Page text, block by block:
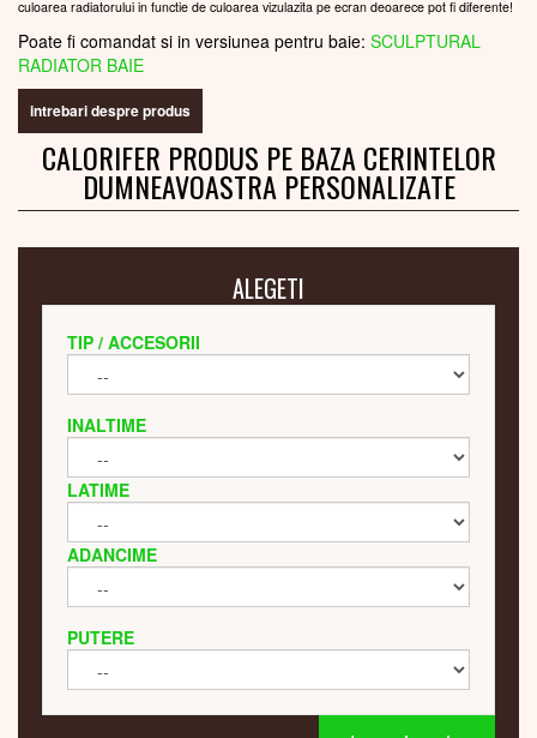
culoarea radiatorului in functie de culoarea vizulazita pe ecran deoarece pot fi diferente!
Poate fi comandat si in versiunea pentru baie: SCULPTURAL
RADIATOR BAIE
intrebari despre produs
CALORIFER PRODUS PE BAZA CERINTELOR
DUMNEAVOASTRA PERSONALIZATE
ALEGETI
TIP / ACCESORII
INALTIME
LATIME
ADANCIME
PUTERE